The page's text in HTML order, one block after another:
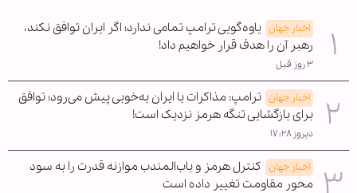
اخبار جهان یاوه‌گویی ترامپ تمامی ندارد؛ اگر ایران توافق نکند،
رهبر آن را هدف قرار خواهیم داد!
۳ روز قبل
اخبار جهان ترامپ: مذاکرات با ایران به‌خوبی پیش می‌رود؛ توافق
برای بازگشایی تنگه هرمز نزدیک است!
دیروز ۱۷:۲۸
اخبار جهان کنترل هرمز و باب‌المندب موازنه قدرت را به سود
محور مقاومت تغییر داده است